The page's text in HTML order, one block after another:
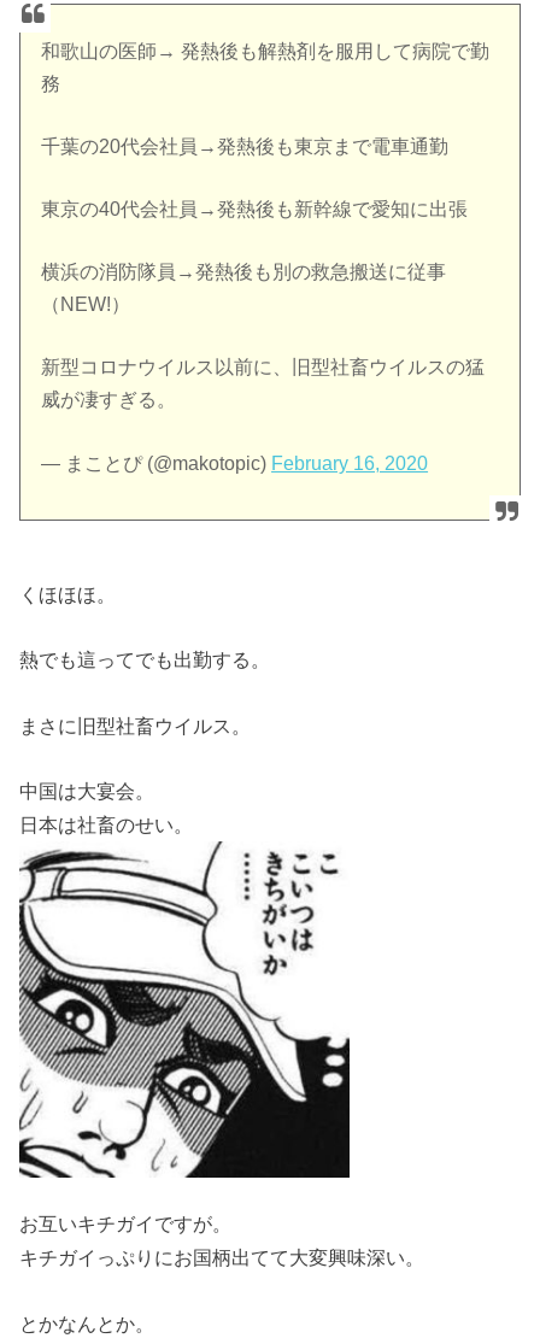
和歌山の医師→ 発熱後も解熱剤を服用して病院で勤
務
千葉の20代会社員→発熱後も東京まで電車通勤
東京の40代会社員→発熱後も新幹線で愛知に出張
横浜の消防隊員→発熱後も別の救急搬送に従事
（NEW!）
新型コロナウイルス以前に、旧型社畜ウイルスの猛
威が凄すぎる。
— まことぴ (@makotopic) February 16, 2020
くほほほ。
熱でも這ってでも出勤する。
まさに旧型社畜ウイルス。
中国は大宴会。
日本は社畜のせい。
お互いキチガイですが。
キチガイっぷりにお国柄出てて大変興味深い。
とかなんとか。